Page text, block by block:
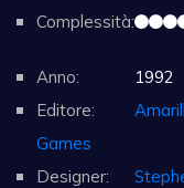
Complessità:
Anno:
1992
Editore:
Games
Designer: